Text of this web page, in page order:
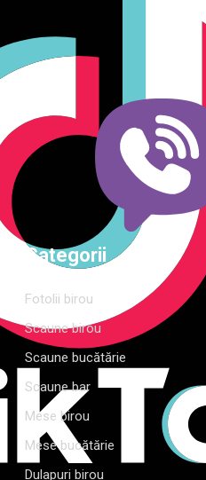
dormitor și grădină.
modern pentru orice
complete de amenajare
extinsă și consultanță
Categorii
Fotolii birou
Scaune birou
Scaune bucătărie
Scaune bar
Mese birou
Mese bucătărie
Dulapuri birou